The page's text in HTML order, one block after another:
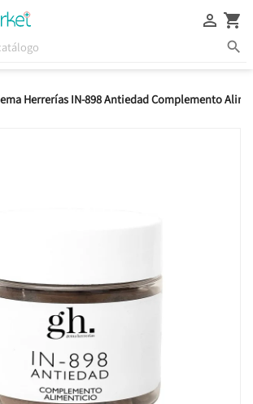

 
Herrerías IN-898 Antiedad Complemento